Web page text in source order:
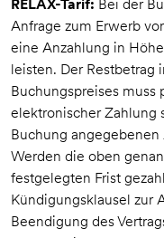
RELAX-Tarif: Bei der
Anfrage zum Erwerb
eine Anzahlung in
leisten. Der Restbetrag
Buchungspreises
elektronischer Zahlung
Buchung
Werden die oben
festgelegten Frist
Kündigungsklausel zur
Beendigung des